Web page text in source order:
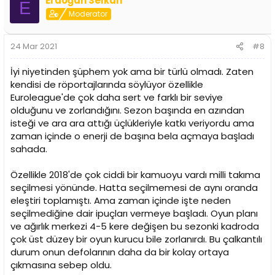
E Moderator
24 Mar 2021 #8
İyi niyetinden şüphem yok ama bir türlü olmadı. Zaten
kendisi de röportajlarında söylüyor özellikle
Euroleague'de çok daha sert ve farklı bir seviye
olduğunu ve zorlandığını. Sezon başında en azından
isteği ve ara ara attığı üçlükleriyle katkı veriyordu ama
zaman içinde o enerji de başına bela açmaya başladı
sahada.
Özellikle 2018'de çok ciddi bir kamuoyu vardı milli takıma
seçilmesi yönünde. Hatta seçilmemesi de aynı oranda
eleştiri toplamıştı. Ama zaman içinde işte neden
seçilmediğine dair ipuçları vermeye başladı. Oyun planı
ve ağırlık merkezi 4-5 kere değişen bu sezonki kadroda
çok üst düzey bir oyun kurucu bile zorlanırdı. Bu çalkantılı
durum onun defolarının daha da bir kolay ortaya
çıkmasına sebep oldu.